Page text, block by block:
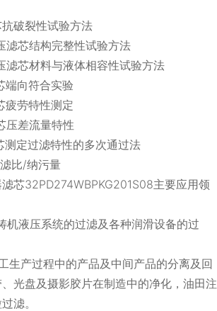
抗破裂性试验方法
滤芯结构完整性试验方法
滤芯材料与液体相容性试验方法
端向符合实验
疲劳特性测定
压差流量特性
测定过滤特性的多次通过法
比/纳污量
芯32PD274WBPKG201S08主要应用领
机液压系统的过滤及各种润滑设备的过
生产过程中的产品及中间产品的分离及回
光盘及摄影胶片在制造中的净化，油田注
滤。